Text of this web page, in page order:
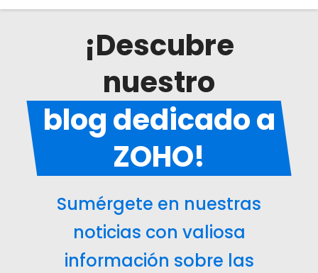
¡Descubre
nuestro
blog dedicado a
ZOHO!
Sumérgete en nuestras
noticias con valiosa
información sobre las